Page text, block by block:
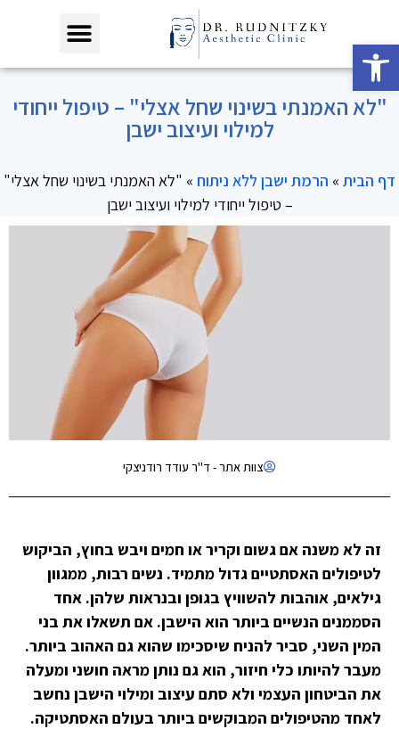
פתח סרגל נגישות
"לא האמנתי בשינוי שחל אצלי" – טיפול ייחודי
למילוי ועיצוב ישבן
דף הבית » הרמת ישבן ללא ניתוח » "לא האמנתי בשינוי שחל אצלי"
– טיפול ייחודי למילוי ועיצוב ישבן
צוות אתר - ד"ר עודד רודניצקי
זה לא משנה אם גשום וקריר או חמים ויבש בחוץ, הביקוש
לטיפולים האסתטיים גדול מתמיד. נשים רבות, ממגוון
גילאים, אוהבות להשוויץ בגופן ובנראות שלהן. אחד
הסממנים הנשיים ביותר הוא הישבן. אם תשאלו את בני
המין השני, סביר להניח שיסכימו שהוא גם האהוב ביותר.
מעבר להיותו כלי חיזור, הוא גם נותן מראה חושני ומעלה
את הביטחון העצמי ולא סתם עיצוב ומילוי הישבן נחשב
לאחד מהטיפולים המבוקשים ביותר בעולם האסתטיקה.